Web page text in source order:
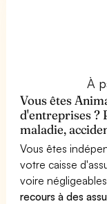
À
Vous êtes
d'entreprises ?
maladie,
Vous êtes
votre caisse
voire
recours à des